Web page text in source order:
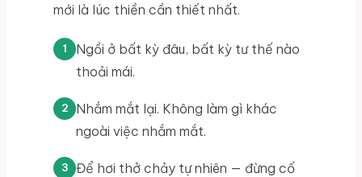
mới là lúc thiền cần thiết nhất.
Ngồi ở bất kỳ đâu, bất kỳ tư thế nào
thoải mái.
Nhắm mắt lại. Không làm gì khác
ngoài việc nhắm mắt.
Để hơi thở chảy tự nhiên — đừng cố